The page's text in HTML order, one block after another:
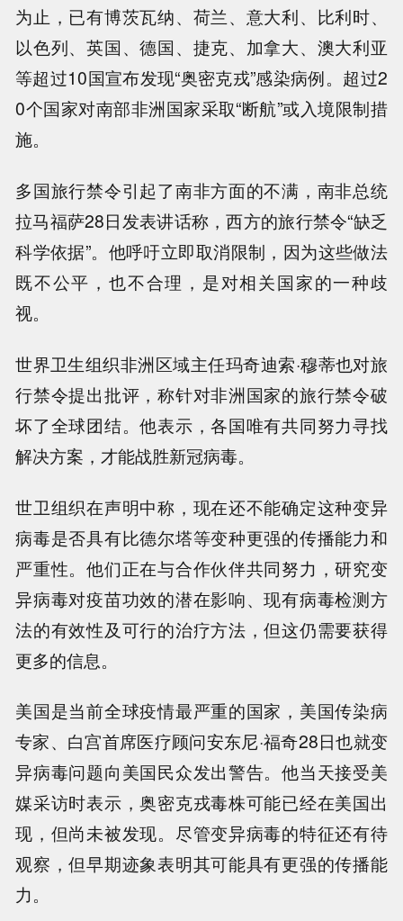
为止，已有博茨瓦纳、荷兰、意大利、比利时、
以色列、英国、德国、捷克、加拿大、澳大利亚
等超过10国宣布发现“奥密克戎”感染病例。超过2
0个国家对南部非洲国家采取“断航”或入境限制措
施。
多国旅行禁令引起了南非方面的不满，南非总统
拉马福萨28日发表讲话称，西方的旅行禁令“缺乏
科学依据”。他呼吁立即取消限制，因为这些做法
既不公平，也不合理，是对相关国家的一种歧
视。
世界卫生组织非洲区域主任玛奇迪索·穆蒂也对旅
行禁令提出批评，称针对非洲国家的旅行禁令破
坏了全球团结。他表示，各国唯有共同努力寻找
解决方案，才能战胜新冠病毒。
世卫组织在声明中称，现在还不能确定这种变异
病毒是否具有比德尔塔等变种更强的传播能力和
严重性。他们正在与合作伙伴共同努力，研究变
异病毒对疫苗功效的潜在影响、现有病毒检测方
法的有效性及可行的治疗方法，但这仍需要获得
更多的信息。
美国是当前全球疫情最严重的国家，美国传染病
专家、白宫首席医疗顾问安东尼·福奇28日也就变
异病毒问题向美国民众发出警告。他当天接受美
媒采访时表示，奥密克戎毒株可能已经在美国出
现，但尚未被发现。尽管变异病毒的特征还有待
观察，但早期迹象表明其可能具有更强的传播能
力。